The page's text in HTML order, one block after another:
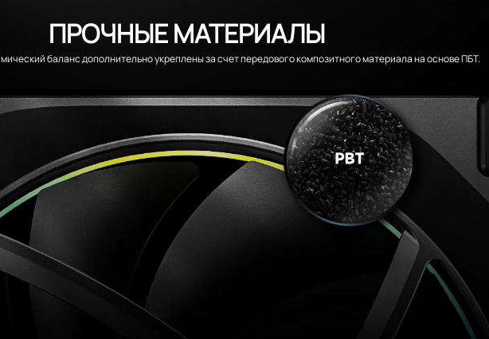
ПРОЧНЫЕ МАТЕРИАЛЫ
баланс дополнительно укреплены за счет передового композитного материала на основе ПБТ.